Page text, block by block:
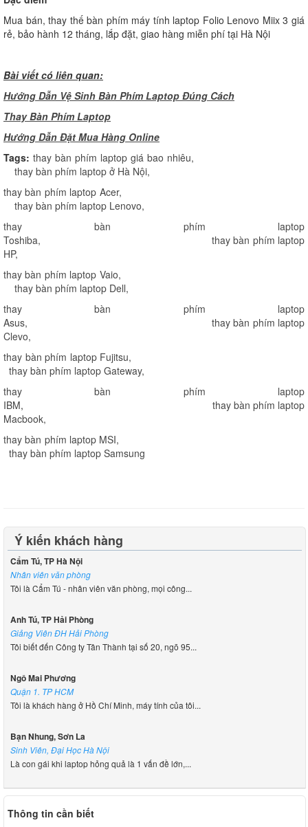
Mua bán, thay thế bàn phím máy tính laptop Folio Lenovo Miix 3 giá
rẻ, bảo hành 12 tháng, lắp đặt, giao hàng miễn phí tại Hà Nội
Bài viết có liên quan:
Hướng Dẫn Vệ Sinh Bàn Phím Laptop Đúng Cách
Thay Bàn Phím Laptop
Hướng Dẫn Đặt Mua Hàng Online
Tags: thay bàn phím laptop giá bao nhiêu,
thay bàn phím laptop ở Hà Nội,
thay bàn phím laptop Acer,
thay bàn phím laptop Lenovo,
thay bàn phím laptop
Toshiba,
thay bàn phím laptop
HP,
thay bàn phím laptop Vaio,
thay bàn phím laptop Dell,
thay bàn phím laptop
Asus,
thay bàn phím laptop
Clevo,
thay bàn phím laptop Fujitsu,
thay bàn phím laptop Gateway,
thay bàn phím laptop
IBM, thay bàn phím laptop
Macbook,
thay bàn phím laptop MSI,
thay bàn phím laptop Samsung
Ý kiến khách hàng
Cẩm Tú, TP Hà Nội
Nhân viên văn phòng
Tôi là Cẩm Tú - nhân viên văn phòng, mọi công...
Anh Tú, TP Hải Phòng
Giảng Viên ĐH Hải Phòng
Tôi biết đến Công ty Tân Thành tại số 20, ngõ 95...
Ngô Mai Phương
Quận 1. TP HCM
Tôi là khách hàng ở Hồ Chí Minh, máy tính của tôi...
Bạn Nhung, Sơn La
Sinh Viên, Đại Học Hà Nội
Là con gái khi laptop hỏng quả là 1 vấn đề lớn,...
Thông tin cần biết